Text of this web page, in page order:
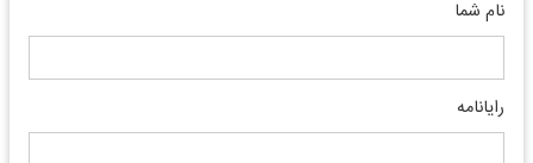
نام شما
رایانامه